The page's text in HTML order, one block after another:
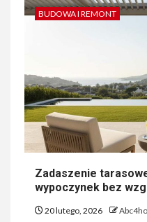
BUDOWA I REMONT
Zadaszenie
wypoczynek bez
20 lutego, 2026